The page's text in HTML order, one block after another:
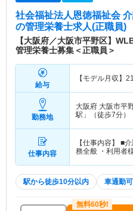
社会福祉法人恩徳福祉会
の管理栄養士求人(正職員)
【大阪府／大阪市平野区】
管理栄養士募集＜正職員＞
給与
【モデル月収】
勤務地
大阪府 大阪市平
駅」（徒歩7分）
仕事内容
【仕事内容】 ■
務全般 ・利用者
駅から徒歩10分以内 車通勤可